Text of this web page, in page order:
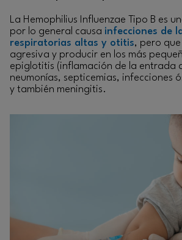
La Hemophilius Influenzae Tipo B es
por lo general causa infecciones de
respiratorias altas y otitis, pero
agresiva y producir en los más
epiglotitis (inflamación de la entrada
neumonías, septicemias, infecciones
y también meningitis.